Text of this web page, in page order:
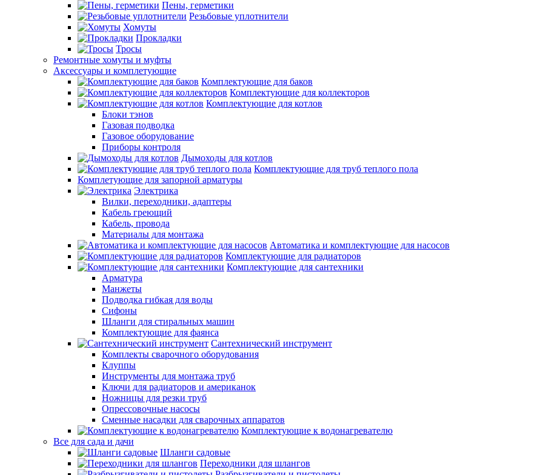
Пены, герметики
Резьбовые уплотнители
Хомуты
Прокладки
Тросы
Ремонтные хомуты и муфты
Аксессуары и комплетующие
Комплектующие для баков
Комплектующие для коллекторов
Комплектующие для котлов
Блоки тэнов
Газовая подводка
Газовое оборудование
Приборы контроля
Дымоходы для котлов
Комплектующие для труб теплого пола
Комплетующие для запорной арматуры
Электрика
Вилки, переходники, адаптеры
Кабель греющий
Кабель, провода
Материалы для монтажа
Автоматика и комплектующие для насосов
Комплектующие для радиаторов
Комплектующие для сантехники
Арматура
Манжеты
Подводка гибкая для воды
Сифоны
Шланги для стиральных машин
Комплектующие для фаянса
Сантехнический инструмент
Комплекты сварочного оборудования
Клуппы
Инструменты для монтажа труб
Ключи для радиаторов и американок
Ножницы для резки труб
Опрессовочные насосы
Сменные насадки для сварочных аппаратов
Комплектующие к водонагревателю
Все для сада и дачи
Шланги садовые
Переходники для шлангов